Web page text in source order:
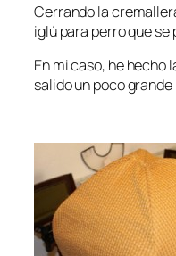
Cerrando la
iglú para perro que se
En mi caso, he hecho
salido un poco